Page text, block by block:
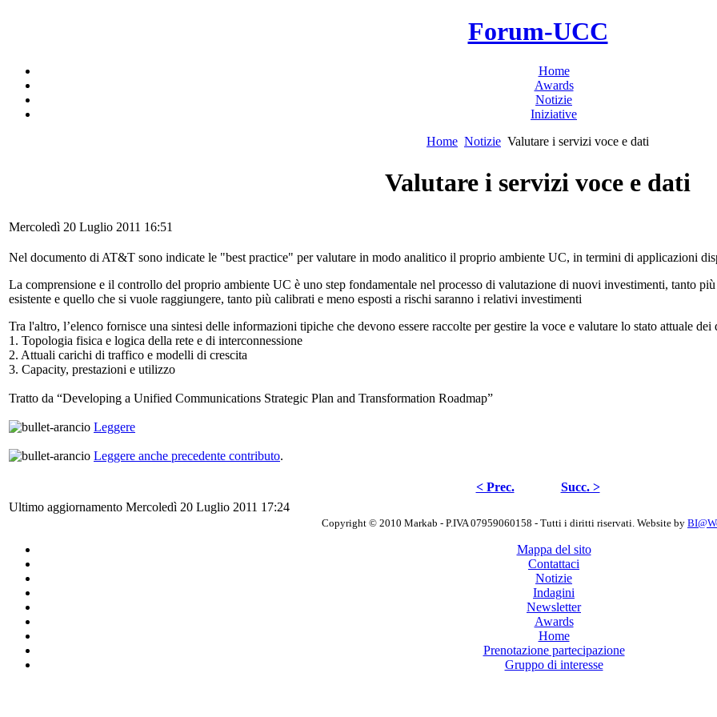
Forum-UCC
Home
Awards
Notizie
Iniziative
Home Notizie Valutare i servizi voce e dati
Valutare i servizi voce e dati
Mercoledì 20 Luglio 2011 16:51
Nel documento di AT&T sono indicate le "best practice" per valutare in modo analitico il proprio ambiente UC, in termini di applicazioni
La comprensione e il controllo del proprio ambiente UC è uno step fondamentale nel processo di valutazione di nuovi investimenti, tanto
esistente e quello che si vuole raggiungere, tanto più calibrati e meno esposti a rischi saranno i relativi investimenti
Tra l'altro, l’elenco fornisce una sintesi delle informazioni tipiche che devono essere raccolte per gestire la voce e valutare lo stato attuale dei
1. Topologia fisica e logica della rete e di interconnessione
2. Attuali carichi di traffico e modelli di crescita
3. Capacity, prestazioni e utilizzo
Tratto da “Developing a Unified Communications Strategic Plan and Transformation Roadmap”
Leggere
Leggere anche precedente contributo.
< Prec.
Succ. >
Ultimo aggiornamento Mercoledì 20 Luglio 2011 17:24
Copyright © 2010 Markab - P.IVA 07959060158 - Tutti i diritti riservati. Website by
Mappa del sito
Contattaci
Notizie
Indagini
Newsletter
Awards
Home
Prenotazione partecipazione
Gruppo di interesse